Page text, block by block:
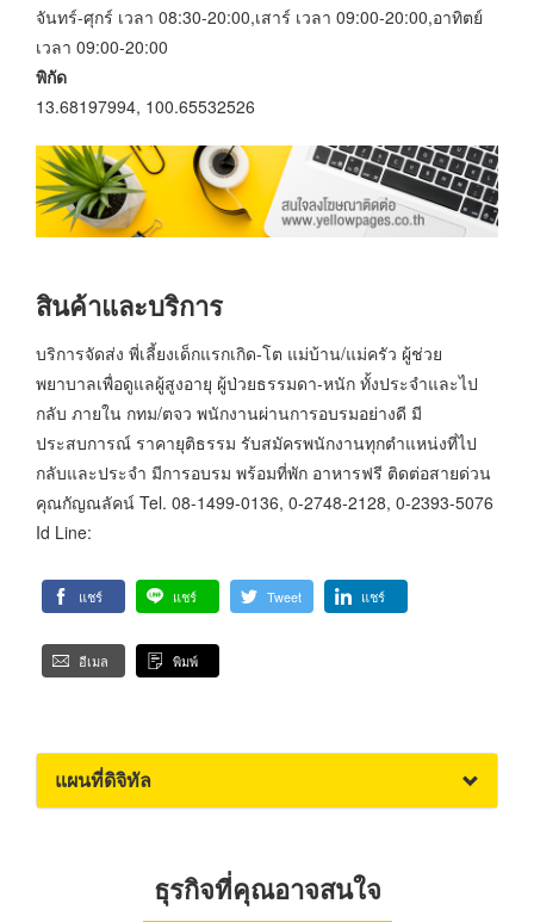
จันทร์-ศุกร์ เวลา 08:30-20:00,เสาร์ เวลา 09:00-20:00,อาทิตย์
เวลา 09:00-20:00
พิกัด
13.68197994, 100.65532526
สินค้าและบริการ
บริการจัดส่ง พี่เลี้ยงเด็กแรกเกิด-โต แม่บ้าน/แม่ครัว ผู้ช่วย
พยาบาลเพื่อดูแลผู้สูงอายุ ผู้ป่วยธรรมดา-หนัก ทั้งประจำและไป
กลับ ภายใน กทม/ตจว พนักงานผ่านการอบรมอย่างดี มี
ประสบการณ์ ราคายุติธรรม รับสมัครพนักงานทุกตำแหน่งที่ไป
กลับและประจำ มีการอบรม พร้อมที่พัก อาหารฟรี ติดต่อสายด่วน
คุณกัญณลัคน์ Tel. 08-1499-0136, 0-2748-2128, 0-2393-5076
Id Line:
แชร์ แชร์ Tweet แชร์
อีเมล พิมพ์
แผนที่ดิจิทัล
ธุรกิจที่คุณอาจสนใจ